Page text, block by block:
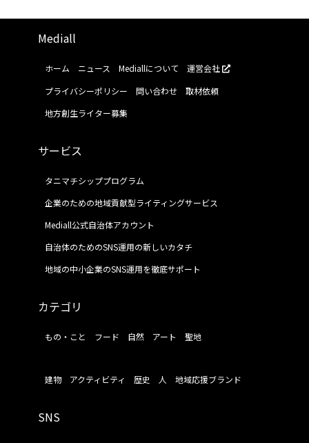
Mediall
ホーム ニュース Mediallについて
運営会社
プライバシーポリシー
問い合わせ
取材依頼
地方創生ライター募集
サービス
タニマチシッププログラム
企業のための地域貢献型ライティングサービス
Mediall公式自治体アカウント
自治体のためのSNS運用の新しいカタチ
地域の中小企業のSNS運用を徹底サポート
カテゴリ
もの・こと フード 自然 アート 聖地
建物 アクティビティ 歴史 人 地域応援ブランド
SNS